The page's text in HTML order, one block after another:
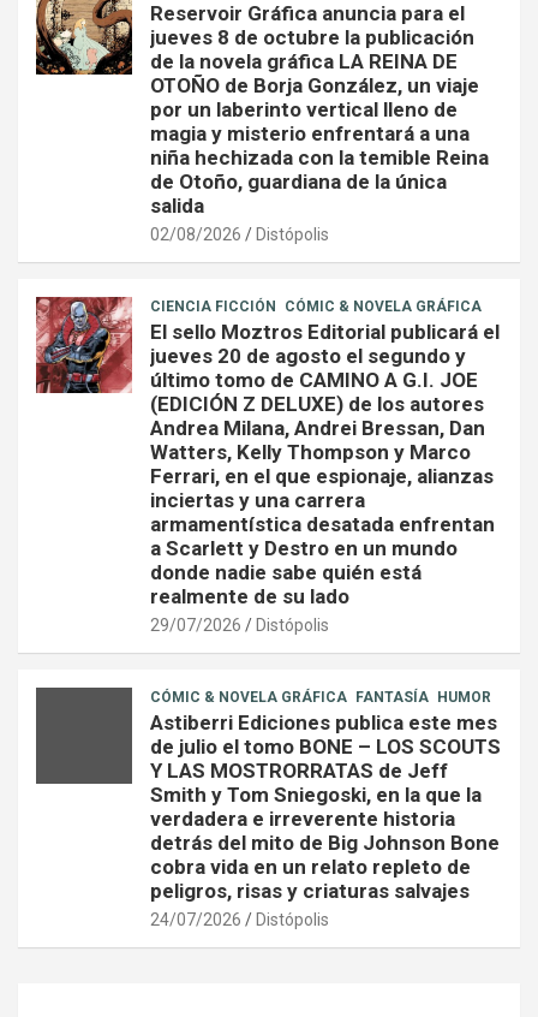
Reservoir Gráfica anuncia para el
jueves 8 de octubre la publicación
de la novela gráfica LA REINA DE
OTOÑO de Borja González, un viaje
por un laberinto vertical lleno de
magia y misterio enfrentará a una
niña hechizada con la temible Reina
de Otoño, guardiana de la única
salida
02/08/2026 Distópolis
CIENCIA FICCIÓN CÓMIC & NOVELA GRÁFICA
El sello Moztros Editorial publicará el
jueves 20 de agosto el segundo y
último tomo de CAMINO A G.I. JOE
(EDICIÓN Z DELUXE) de los autores
Andrea Milana, Andrei Bressan, Dan
Watters, Kelly Thompson y Marco
Ferrari, en el que espionaje, alianzas
inciertas y una carrera
armamentística desatada enfrentan
a Scarlett y Destro en un mundo
donde nadie sabe quién está
realmente de su lado
29/07/2026 Distópolis
CÓMIC & NOVELA GRÁFICA FANTASÍA HUMOR
Astiberri Ediciones publica este mes
de julio el tomo BONE – LOS SCOUTS
Y LAS MOSTRORRATAS de Jeff
Smith y Tom Sniegoski, en la que la
verdadera e irreverente historia
detrás del mito de Big Johnson Bone
cobra vida en un relato repleto de
peligros, risas y criaturas salvajes
24/07/2026 Distópolis